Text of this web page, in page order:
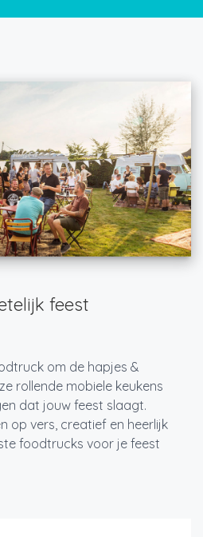
feest
om de hapjes &
rollende mobiele keukens
dat jouw feest slaagt.
op vers, creatief en heerlijk
foodtrucks voor je feest